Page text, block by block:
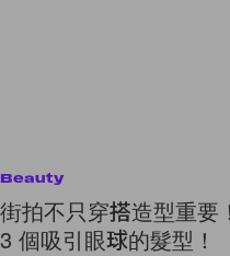
Beauty
街拍不只穿搭造型重要
3 個吸引眼球的髮型！